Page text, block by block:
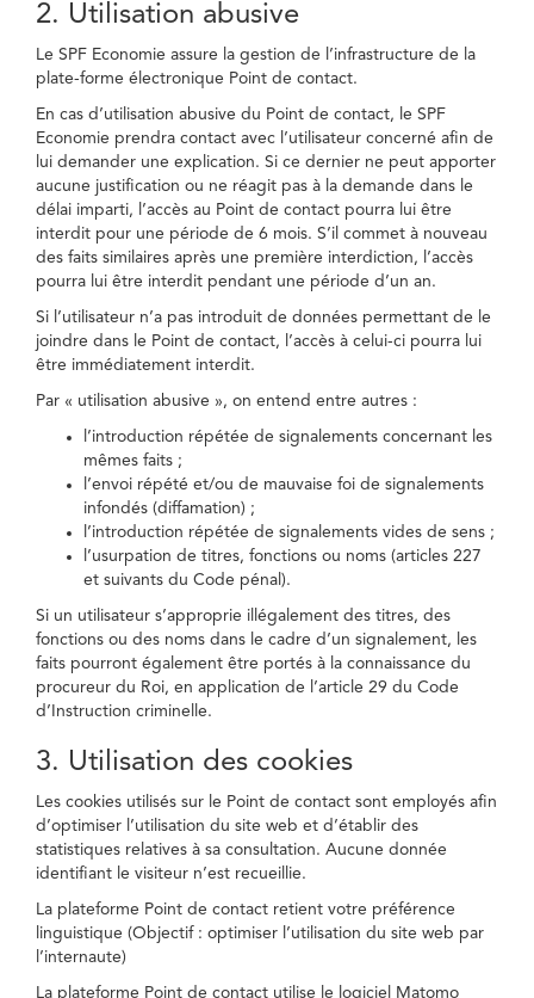
2. Utilisation abusive
Le SPF Economie assure la gestion de l’infrastructure de la
plate-forme électronique Point de contact.
En cas d’utilisation abusive du Point de contact, le SPF
Economie prendra contact avec l’utilisateur concerné afin de
lui demander une explication. Si ce dernier ne peut apporter
aucune justification ou ne réagit pas à la demande dans le
délai imparti, l’accès au Point de contact pourra lui être
interdit pour une période de 6 mois. S’il commet à nouveau
des faits similaires après une première interdiction, l’accès
pourra lui être interdit pendant une période d’un an.
Si l’utilisateur n’a pas introduit de données permettant de le
joindre dans le Point de contact, l’accès à celui-ci pourra lui
être immédiatement interdit.
Par « utilisation abusive », on entend entre autres :
l’introduction répétée de signalements concernant les
mêmes faits ;
l’envoi répété et/ou de mauvaise foi de signalements
infondés (diffamation) ;
l’introduction répétée de signalements vides de sens ;
l’usurpation de titres, fonctions ou noms (articles 227
et suivants du Code pénal).
Si un utilisateur s’approprie illégalement des titres, des
fonctions ou des noms dans le cadre d’un signalement, les
faits pourront également être portés à la connaissance du
procureur du Roi, en application de l’article 29 du Code
d’Instruction criminelle.
3. Utilisation des cookies
Les cookies utilisés sur le Point de contact sont employés afin
d’optimiser l’utilisation du site web et d’établir des
statistiques relatives à sa consultation. Aucune donnée
identifiant le visiteur n’est recueillie.
La plateforme Point de contact retient votre préférence
linguistique (Objectif : optimiser l’utilisation du site web par
l’internaute)
La plateforme Point de contact utilise le logiciel Matomo